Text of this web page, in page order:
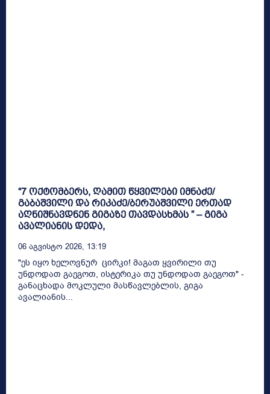
“7 ოქტომბერს, ღამით წყვილები იმნაძე/
გაბაშვილი და რიკაძე/ბერუაშვილი ერთად
აღნიშნავდნენ გიგაზე თავდასხმას ” – გიგა
ავალიანის დედა,
06 Აგვისტო 2026, 13:19
"ეს იყო ხელოვნურ ცირკი! მაგათ ყვირილი თუ
უნდოდათ გაეგოთ, ისტერიკა თუ უნდოდათ გაეგოთ" -
განაცხადა მოკლული მასწავლებლის, გიგა
ავალიანის...